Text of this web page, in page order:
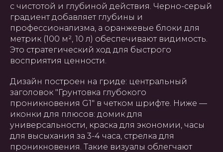
с чистотой и глубиной действия. Черно-серый
градиент добавляет глубины и
профессионализма, а оранжевые блоки для
метрик (100 м², 10 л) обеспечивают видимость.
Это стратегический ход для быстрого
восприятия ценности.
Дизайн построен на гриде: центральный
заголовок "Грунтовка глубокого
проникновения G1" в четком шрифте. Ниже —
иконки для плюсов: домик для
универсальности, краска для экономии, часы
для высыхания за 3-4 часа, стрелка для
проникновения. Такие визуалы облегчают